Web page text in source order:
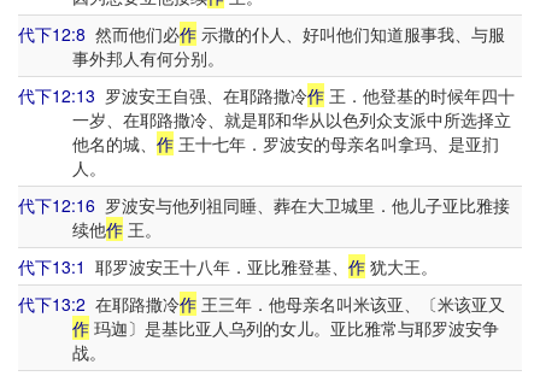
代下12:8 然而他们必作 示撒的仆人、好叫他们知道服事我、与服
事外邦人有何分别。
代下12:13 罗波安王自强、在耶路撒冷作 王．他登基的时候年四十
一岁、在耶路撒冷、就是耶和华从以色列众支派中所选择立
他名的城、 作王十七年．罗波安的母亲名叫拿玛、是亚扪
人。
代下12:16 罗波安与他列祖同睡、葬在大卫城里．他儿子亚比雅接
续他作王。
代下13:1 耶罗波安王十八年．亚比雅登基、 作 犹大王。
代下13:2 在耶路撒冷作 王三年．他母亲名叫米该亚、〔米该亚又
作玛迦〕是基比亚人乌列的女儿。亚比雅常与耶罗波安争
战。